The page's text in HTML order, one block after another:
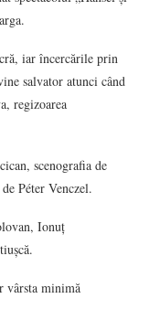
iar încercările prin
salvator atunci când
regizoarea
scenografia de
Péter Venczel.
Ionuț
vârsta minimă